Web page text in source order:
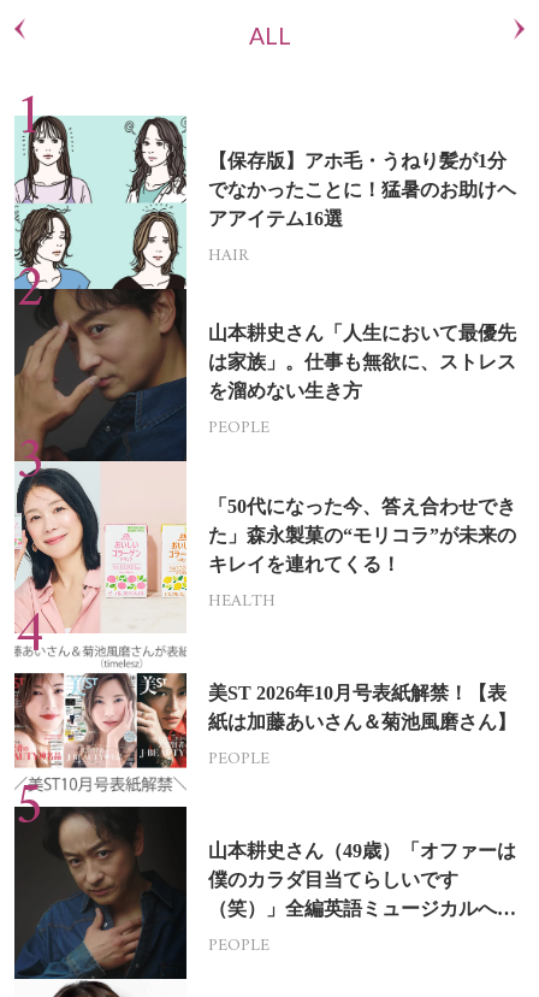
ALL
【保存版】アホ毛・うねり髪が1分
でなかったことに！猛暑のお助けヘ
アアイテム16選
HAIR
山本耕史さん「人生において最優先
は家族」。仕事も無欲に、ストレス
を溜めない生き方
PEOPLE
「50代になった今、答え合わせでき
た」森永製菓の“モリコラ”が未来の
キレイを連れてくる！
HEALTH
美ST 2026年10月号表紙解禁！【表
紙は加藤あいさん＆菊池風磨さん】
PEOPLE
山本耕史さん（49歳）「オファーは
僕のカラダ目当てらしいです
（笑）」全編英語ミュージカルへの
挑戦
PEOPLE